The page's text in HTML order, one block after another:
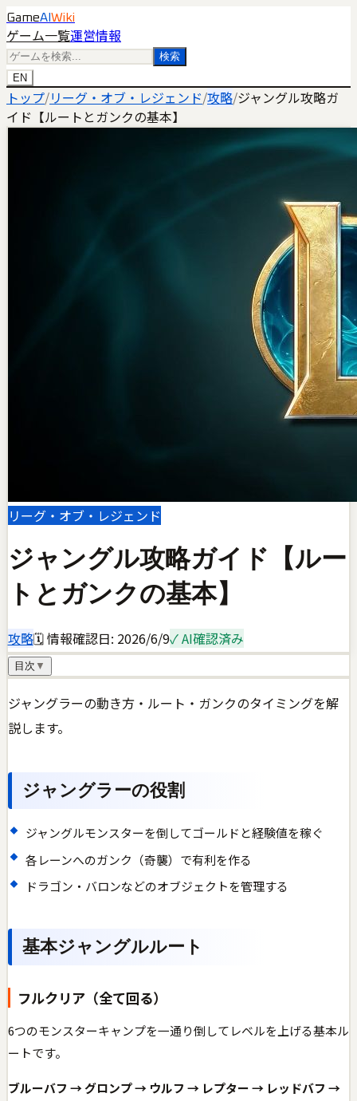
GameAI Wiki
ゲーム一覧運営情報
検索
EN
トップ/リーグ・オブ・レジェンド/攻略/ジャングル攻略ガ
イド【ルートとガンクの基本】
リーグ・オブ・レジェンド
ジャングル攻略ガイド【ルー
トとガンクの基本】
攻略🗓 情報確認日: 2026/6/9✓ AI確認済み
目次 ▼
ジャングラーの動き方・ルート・ガンクのタイミングを解
説します。
ジャングラーの役割
ジャングルモンスターを倒してゴールドと経験値を稼ぐ
各レーンへのガンク（奇襲）で有利を作る
ドラゴン・バロンなどのオブジェクトを管理する
基本ジャングルルート
フルクリア（全て回る）
6つのモンスターキャンプを一通り倒してレベルを上げる基本ル
ートです。
ブルーバフ → グロンプ → ウルフ → レプター → レッドバフ →